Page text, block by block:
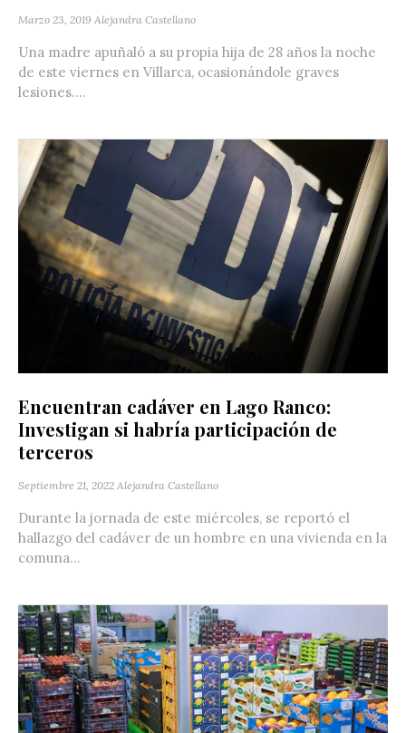
Marzo 23, 2019 Alejandra Castellano
Una madre apuñaló a su propia hija de 28 años la noche
de este viernes en Villarca, ocasionándole graves
lesiones....
Encuentran cadáver en Lago Ranco:
Investigan si habría participación de
terceros
Septiembre 21, 2022 Alejandra Castellano
Durante la jornada de este miércoles, se reportó el
hallazgo del cadáver de un hombre en una vivienda en la
comuna...